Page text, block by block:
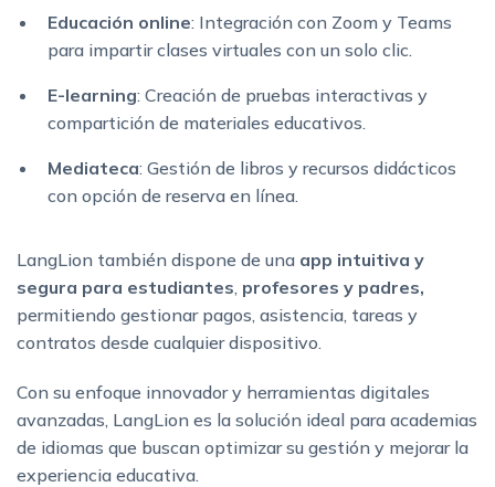
Educación online: Integración con Zoom y Teams
para impartir clases virtuales con un solo clic.
E-learning: Creación de pruebas interactivas y
compartición de materiales educativos.
Mediateca: Gestión de libros y recursos didácticos
con opción de reserva en línea.
LangLion también dispone de una app intuitiva y
segura para estudiantes profesores y padres,
permitiendo gestionar pagos, asistencia, tareas y
contratos desde cualquier dispositivo.
Con su enfoque innovador y herramientas digitales
avanzadas, LangLion es la solución ideal para academias
de idiomas que buscan optimizar su gestión y mejorar la
experiencia educativa.